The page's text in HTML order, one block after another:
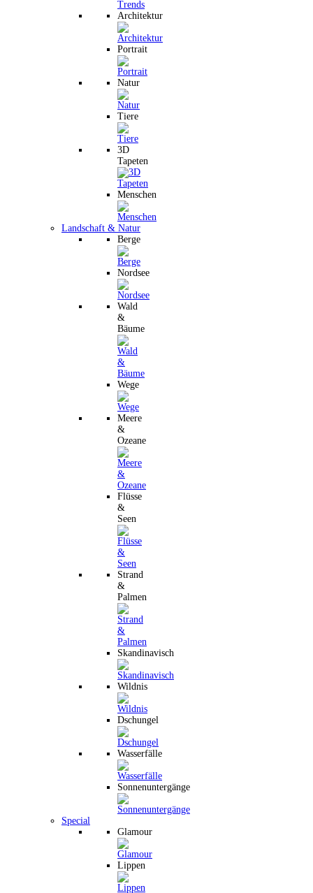
Architektur
Portrait
Natur
Tiere
3D
Tapeten
Menschen
Landschaft & Natur
Berge
Nordsee
Wald
&
Bäume
Wege
Meere
&
Ozeane
Flüsse
&
Seen
Strand
&
Palmen
Skandinavisch
Wildnis
Dschungel
Wasserfälle
Sonnenuntergänge
Special
Glamour
Lippen